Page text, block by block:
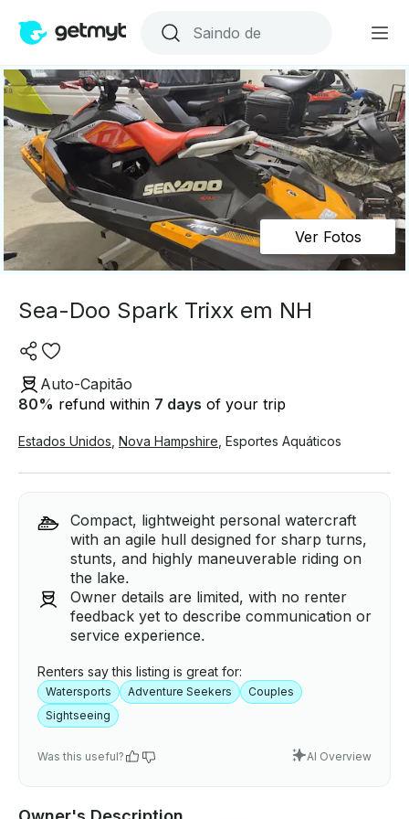
Ver Fotos
Sea-Doo Spark Trixx em NH
Auto-Capitão
80% refund within 7 days of your trip
Estados Unidos Nova Hampshire Esportes Aquáticos
Compact, lightweight personal watercraft
with an agile hull designed for sharp turns,
stunts, and highly maneuverable riding on
the lake.
Owner details are limited, with no renter
feedback yet to describe communication or
service experience.
Renters say this listing is great for:
Watersports Adventure Seekers
Couples
Sightseeing
Was this useful? AI Overview